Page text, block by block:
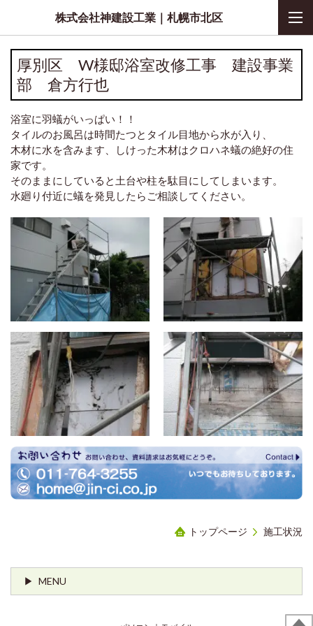
株式会社神建設工業｜札幌市北区
厚別区 W様邸浴室改修工事 建設事業
部 倉方行也
浴室に羽蟻がいっぱい！！
タイルのお風呂は時間たつとタイル目地から水が入り、
木材に水を含みます、しけった木材はクロハネ蟻の絶好の住
家です。
そのままにしていると土台や柱を駄目にしてしまいます。
水廻り付近に蟻を発見したらご相談してください。
トップページ 施工状況
MENU